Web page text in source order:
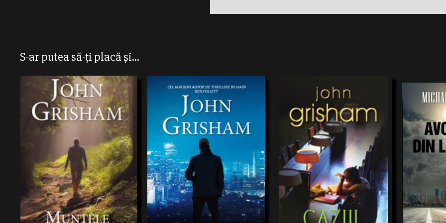
S-ar putea să-ți placă și...
În viaţa Samanthei kofer nu era loc de
surprize. Fiică de avocaţi,beneficiind de
cea mai bună educaţie oferită de instituţii
1 NEW YORK TIMES BESTSELLERSebastian
Rudd nu e un avocat ca toți ceilalți. Biroul
său este într-odubiță dotată cu bar, frigider
Povestea veridică şi palpitantă a unei
studente care descoperă mobilulşi autorul
moral al unei crime duble de care sunt
Michael
thriller juridic
un avocat